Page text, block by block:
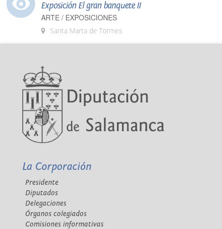
Exposición El gran banquete II
ARTE / EXPOSICIONES
Santa Marta de Tormes
La Corporación
Presidente
Diputados
Delegaciones
Órganos colegiados
Comisiones informativas